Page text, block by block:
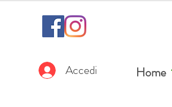
Accedi Home